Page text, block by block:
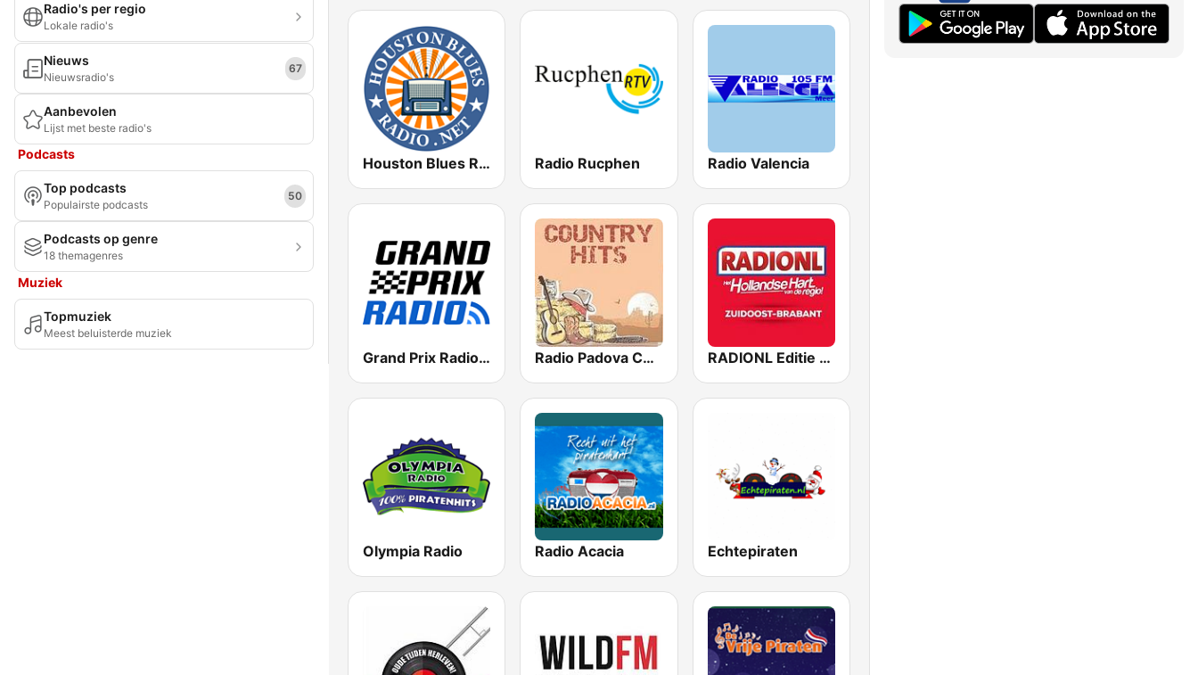
Radio's per regio
Lokale radio's
Nieuws
Nieuwsradio's
67
Aanbevolen
Lijst met beste radio's
Podcasts
Top podcasts
Populairste podcasts
50
Podcasts op genre
18 themagenres
Muziek
Topmuziek
Meest beluisterde muziek
Houston Blues Radio Radio Rucphen Radio Valencia
Grand Prix Radio BE Radio Padova Country Hits RADIONL Editie Zuidoost-Brabant
Olympia Radio Radio Acacia Echtepiraten